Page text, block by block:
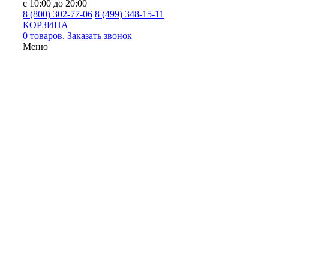
с 10:00 до 20:00
8 (800) 302-77-06 8 (499) 348-15-11
КОРЗИНА
0 товаров. Заказать звонок
Меню